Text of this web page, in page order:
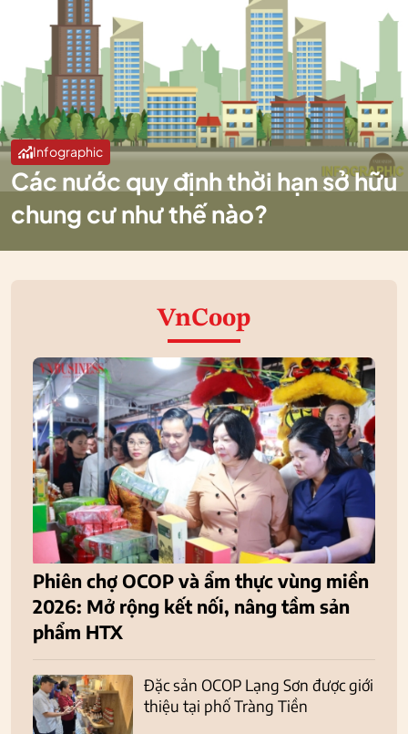
Infographic
Các nước quy định thời hạn sở hữu
chung cư như thế nào?
VnCoop
Phiên chợ OCOP và ẩm thực vùng miền
2026: Mở rộng kết nối, nâng tầm sản
phẩm HTX
Đặc sản OCOP Lạng Sơn được giới
thiệu tại phố Tràng Tiền